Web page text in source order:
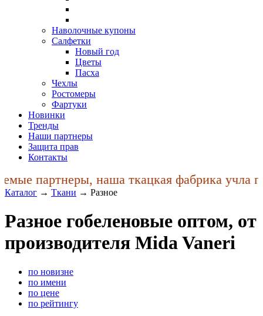
Наволочные купоны
Салфетки
Новый год
Цветы
Пасха
Чехлы
Ростомеры
Фартуки
Новинки
Тренды
Наши партнеры
Защита прав
Контакты
партнеры, наша ткацкая фабрика учла
Каталог → Ткани → Разное
Разное гобеленовые оптом, от
производителя Mida Vaneri
по новизне
по имени
по цене
по рейтингу